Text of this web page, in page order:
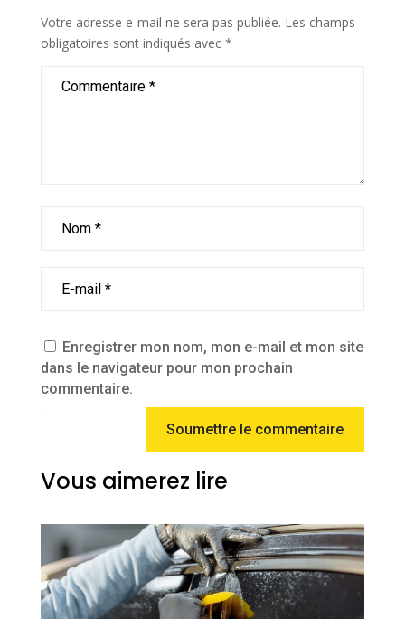
Votre adresse e-mail ne sera pas publiée. Les champs
obligatoires sont indiqués avec *
Enregistrer mon nom, mon e-mail et mon site
dans le navigateur pour mon prochain
commentaire.
Soumettre le commentaire
Vous aimerez lire